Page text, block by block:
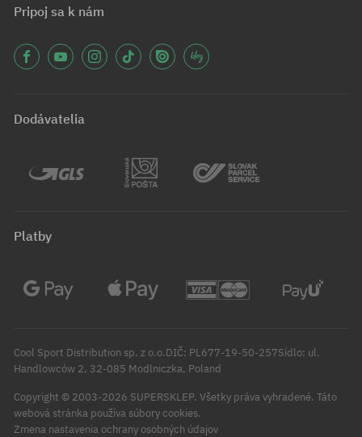
Pripoj sa k nám
Dodávatelia
Platby
Cool Sport Distribution sp. z o.o.DIČ: PL677-19-50-257Sídlo: ul.
Handlowców 2, 32-085 Modlniczka, Poland
Copyright © 2003-2026 SUPERSKLEP. Všetky práva vyhradené. Táto
webová stránka používa súbory cookies.
Zmena nastavenia ochrany osobných údajov